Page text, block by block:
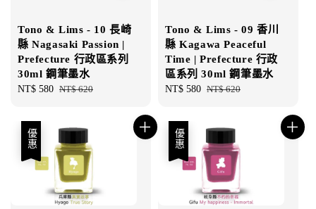
Tono & Lims - 10 長崎
縣 Nagasaki Passion |
Prefecture 行政區系列
30ml 鋼筆墨水
Sale
NT$ 580 Regular
NT$ 620
Tono & Lims - 09 香川
縣 Kagawa Peaceful
Time | Prefecture 行政
區系列 30ml 鋼筆墨水
Sale
NT$ 580 Regular
NT$ 620
優惠 優惠